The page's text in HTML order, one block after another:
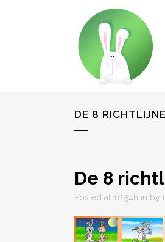
DE 8
De 8
Posted at 18:54h in by